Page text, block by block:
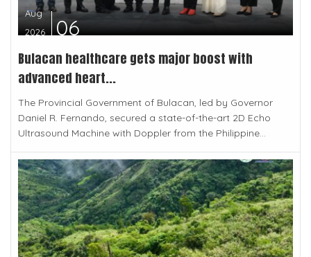
Aug
2026
06
Bulacan healthcare gets major boost with
advanced heart...
The Provincial Government of Bulacan, led by Governor
Daniel R. Fernando, secured a state-of-the-art 2D Echo
Ultrasound Machine with Doppler from the Philippine...